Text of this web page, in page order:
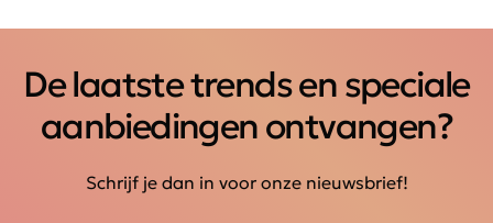
De laatste trends en speciale
aanbiedingen ontvangen?
Schrijf je dan in voor onze nieuwsbrief!